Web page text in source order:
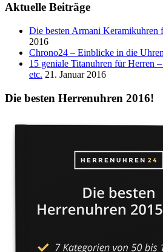
Aktuelle Beiträge
Die besten Armani Keramikuhren
2016
Chrono24 – Einblicke in die
15 geniale Titanuhren für Herren
etc. 21. Januar 2016
Die besten Herrenuhren 2016!